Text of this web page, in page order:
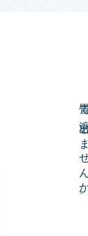
畳で演出